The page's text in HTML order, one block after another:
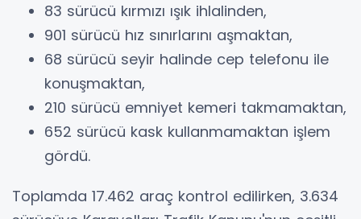
83 sürücü kırmızı ışık ihlalinden,
901 sürücü hız sınırlarını aşmaktan,
68 sürücü seyir halinde cep telefonu ile
konuşmaktan,
210 sürücü emniyet kemeri takmamaktan,
652 sürücü kask kullanmamaktan işlem
gördü.
Toplamda 17.462 araç kontrol edilirken, 3.634